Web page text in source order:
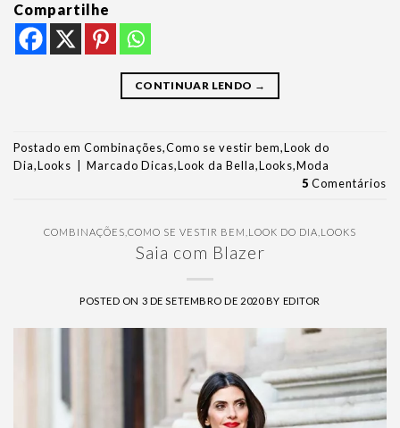
Compartilhe
CONTINUAR LENDO →
Postado em Combinações,Como se vestir bem,Look do
Dia,Looks Marcado Dicas,Look da Bella,Looks,Moda
5 Comentários
COMBINAÇÕES COMO SE VESTIR BEM LOOK DO DIA LOOKS
Saia com Blazer
POSTED ON 3 DE SETEMBRO DE 2020 BY EDITOR